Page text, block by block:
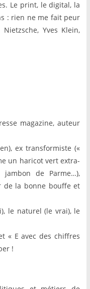
Le print, le digital, la
: rien ne me fait peur
Yves Klein,
magazine, auteur
ex transformiste («
un haricot vert extra-
de Parme…),
de la bonne bouffe et
le naturel (le vrai), le
« E avec des chiffres
!